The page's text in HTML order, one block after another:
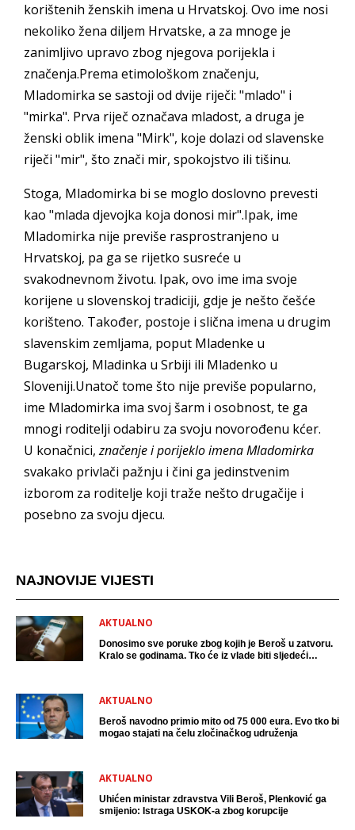
korištenih ženskih imena u Hrvatskoj. Ovo ime nosi
nekoliko žena diljem Hrvatske, a za mnoge je
zanimljivo upravo zbog njegova porijekla i
značenja.Prema etimološkom značenju,
Mladomirka se sastoji od dvije riječi: "mlado" i
"mirka". Prva riječ označava mladost, a druga je
ženski oblik imena "Mirk", koje dolazi od slavenske
riječi "mir", što znači mir, spokojstvo ili tišinu.
Stoga, Mladomirka bi se moglo doslovno prevesti
kao "mlada djevojka koja donosi mir".Ipak, ime
Mladomirka nije previše rasprostranjeno u
Hrvatskoj, pa ga se rijetko susreće u
svakodnevnom životu. Ipak, ovo ime ima svoje
korijene u slovenskoj tradiciji, gdje je nešto češće
korišteno. Također, postoje i slična imena u drugim
slavenskim zemljama, poput Mladenke u
Bugarskoj, Mladinka u Srbiji ili Mladenko u
Sloveniji.Unatoč tome što nije previše popularno,
ime Mladomirka ima svoj šarm i osobnost, te ga
mnogi roditelji odabiru za svoju novorođenu kćer.
U konačnici,značenje i porijeklo imena Mladomirka
svakako privlači pažnju i čini ga jedinstvenim
izborom za roditelje koji traže nešto drugačije i
posebno za svoju djecu.
NAJNOVIJE VIJESTI
AKTUALNO
Donosimo sve poruke zbog kojih je Beroš u zatvoru.
Kralo se godinama. Tko će iz vlade biti sljedeći
AKTUALNO
Beroš navodno primio mito od 75 000 eura. Evo tko bi
mogao stajati na čelu zločinačkog udruženja
AKTUALNO
Uhićen ministar zdravstva Vili Beroš, Plenković ga
smijenio: Istraga USKOK-a zbog korupcije